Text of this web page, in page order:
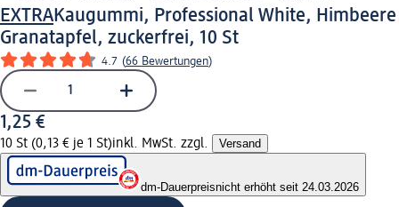
EXTRAKaugummi, Professional White, Himbeere
Granatapfel, zuckerfrei, 10 St
4.7 (66 Bewertungen)
1,25 €
10 St (0,13 € je 1 St)inkl. MwSt. zzgl. Versand
dm-Dauerpreisnicht erhöht seit 24.03.2026